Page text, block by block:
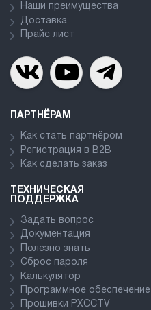
Наши преимущества
Доставка
Прайс лист
ПАРТНЁРАМ
Как стать партнёром
Регистрация в В2В
Как сделать заказ
ТЕХНИЧЕСКАЯ
ПОДДЕРЖКА
Задать вопрос
Документация
Полезно знать
Сброс пароля
Калькулятор
Программное обеспечение
Прошивки PXCCTV